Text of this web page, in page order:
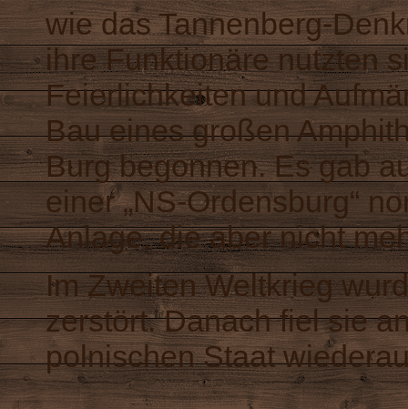
wie das Tannenberg-
ihre Funktionäre nutzten
Feierlichkeiten und
Bau eines großen
Burg begonnen. Es gab
einer „NS-Ordensburg“
Anlage, die aber nicht
Im Zweiten Weltkrieg
zerstört. Danach fiel sie
polnischen Staat